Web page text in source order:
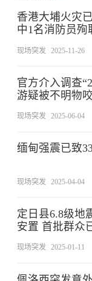
香港大埔火灾
中1名消防员殉
现场突发 2025-11-26
官方介入调查
游疑被不明物
现场突发 2025-06-04
缅甸强震已致
现场突发 2025-04-04
定日县6.8级地
安置 首批群众
现场突发 2025-01-11